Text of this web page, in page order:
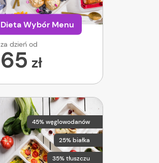
Dieta Wybór Menu
za dzień od
65 zł
45% węglowodanów
25% białka
35% tłuszczu